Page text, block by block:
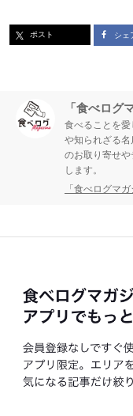
ポスト シェ
「食べログ
食べることを
や知られざる
のお取り寄せ
します。
「食べログマ